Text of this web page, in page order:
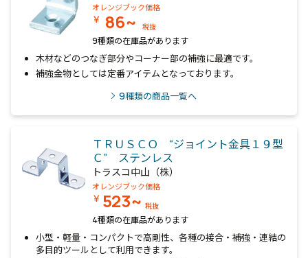
オレンジブック価格
￥ 86~ 税抜
9種類の在庫品があります
木材などのつなぎ部分やコーナー部の補強に最適です。
補強金物としては定番アイテムとなっております。
9種類の商品一覧へ
ＴＲＵＳＣＯ “ジョイント金具１９型
Ｃ” ステンレス
トラスコ中山（株）
オレンジブック価格
￥ 523~ 税抜
4種類の在庫品があります
小型・軽量・コンパクトで高剛性、各種の接合・補強・連結の
多目的ツールとして利用できます。